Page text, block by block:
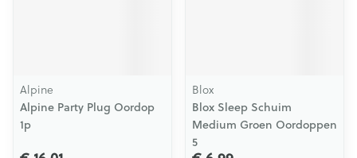
Alpine
Alpine Party Plug Oordop
1p
Blox
Blox Sleep Schuim
Medium Groen Oordoppen
5